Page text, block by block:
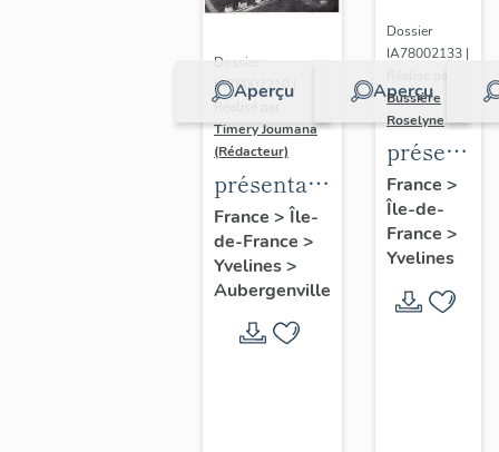
Aperçu
Dossier
IA78002210 |
Réalisé par
Timery Joumana
(Rédacteur)
présentation
de l'étude
d'Elisabethville
France > Île-
de-France >
Yvelines>
Aubergenville
Aperçu
Dossier
IA78002133 |
Bussière
Roselyne
du
diagnostic
et
France >
Île-de-
France >
Yvelines